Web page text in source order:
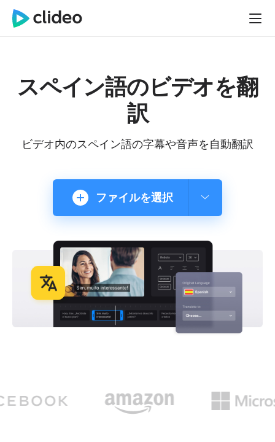
スペイン語のビデオを翻
訳
ビデオ内のスペイン語の字幕や音声を自動翻訳
ファイルを選択